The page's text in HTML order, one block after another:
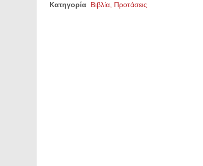
Κατηγορία Βιβλία, Προτάσεις